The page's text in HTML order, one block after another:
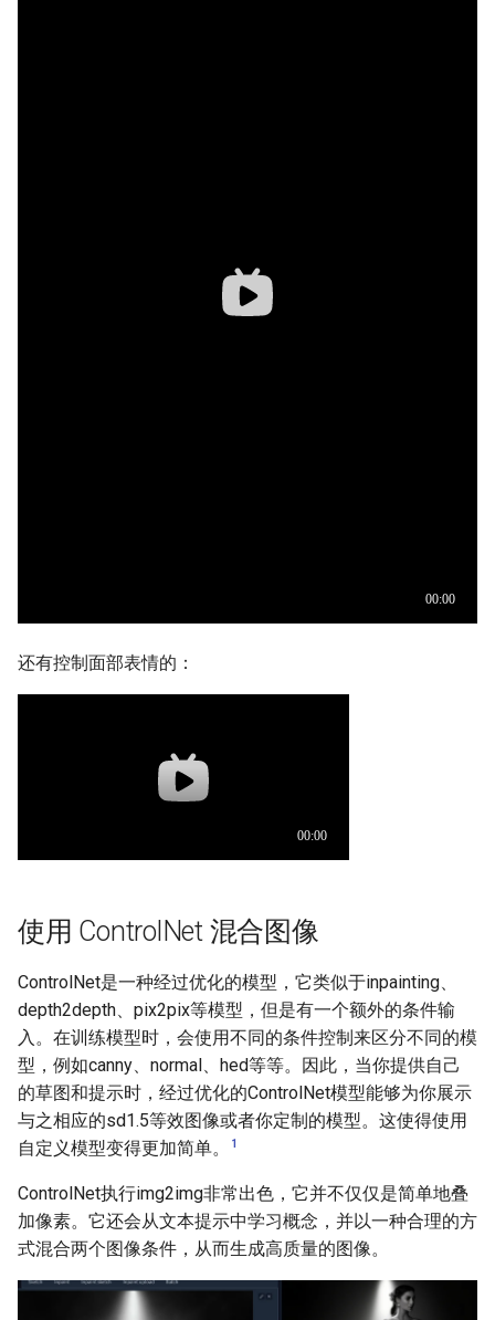
还有控制面部表情的：
使用 ControlNet 混合图像
ControlNet是一种经过优化的模型，它类似于inpainting、
depth2depth、pix2pix等模型，但是有一个额外的条件输
入。在训练模型时，会使用不同的条件控制来区分不同的模
型，例如canny、normal、hed等等。因此，当你提供自己
的草图和提示时，经过优化的ControlNet模型能够为你展示
与之相应的sd1.5等效图像或者你定制的模型。这使得使用
自定义模型变得更加简单。
1
ControlNet执行img2img非常出色，它并不仅仅是简单地叠
加像素。它还会从文本提示中学习概念，并以一种合理的方
式混合两个图像条件，从而生成高质量的图像。